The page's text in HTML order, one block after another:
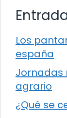
Los
españa
Jornadas
agrario
¿Qué se